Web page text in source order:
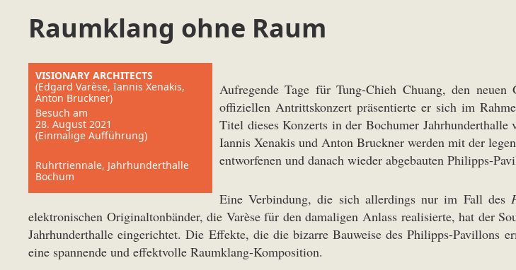
Raumklang ohne Raum
VISIONARY ARCHITECTS
(Edgard Varèse, Iannis Xenakis,
Anton Bruckner)
Besuch am
28. August 2021
(Einmalige Aufführung)
Ruhrtriennale, Jahrhunderthalle
Bochum
Aufregende Tage für Tung-Chieh Chuang, den
offiziellen Antrittskonzert präsentierte er sich im
Titel dieses Konzerts in der Bochumer
Iannis Xenakis und Anton Bruckner werden mit der
entworfenen und danach wieder abgebauten Philipps-
Eine Verbindung, die sich allerdings nur im Fall des
elektronischen Originaltonbänder, die Varèse für den damaligen Anlass realisierte, hat der
Jahrhunderthalle eingerichtet. Die Effekte, die die bizarre Bauweise des Philipps-
eine spannende und effektvolle Raumklang-Komposition.